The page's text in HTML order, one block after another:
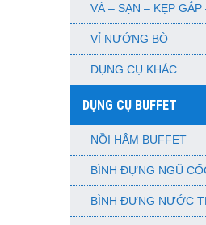
VÁ – SẠN – KẸP GẮP
VỈ NƯỚNG BÒ
DỤNG CỤ KHÁC
DỤNG CỤ BUFFET
NỒI HÂM BUFFET
BÌNH ĐỰNG NGŨ
BÌNH ĐỰNG NƯỚC